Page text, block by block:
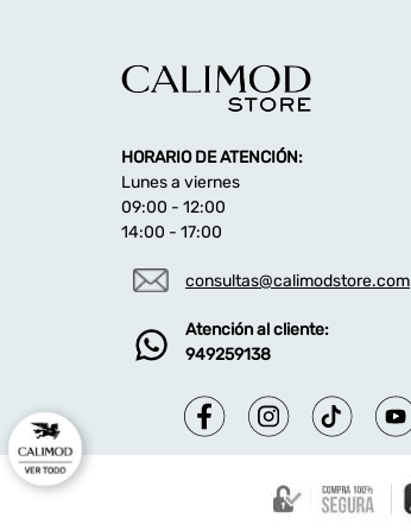
HORARIO DE ATENCIÓN:
Lunes a viernes
09:00 - 12:00
14:00 - 17:00
consultas@calimodstore.com
Atención al cliente:
949259138